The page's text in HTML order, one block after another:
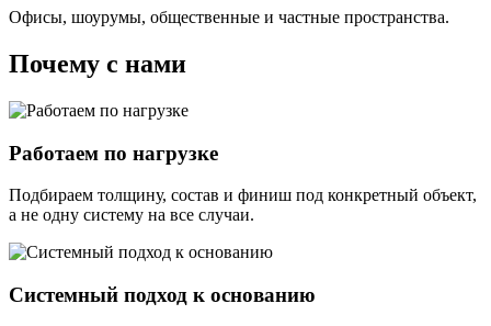
Офисы, шоурумы, общественные и частные пространства.
Почему с нами
Работаем по нагрузке
Подбираем толщину, состав и финиш под конкретный объект,
а не одну систему на все случаи.
Системный подход к основанию